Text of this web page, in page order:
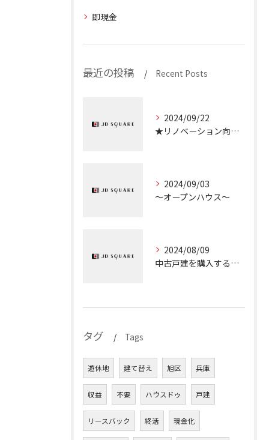
即現金
最近の投稿 Recent Posts
2024/09/22
★リノベーション向き物件のご紹介★
2024/09/03
～オープンハウス～
2024/08/09
中古戸建を購入するときのチェックポイント①『接道義務』
タグ Tags
遊休地 建て替え 旭区 兵庫
収益 不要 ハウスドゥ 戸建
リースバック 終活 現金化